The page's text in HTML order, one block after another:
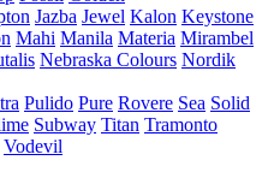
Jazba Jewel Kalon Keystone
Mahi Manila Materia Mirambel
Nebraska Colours Nordik
Pulido Pure Rovere Sea Solid
Subway Titan Tramonto
Vodevil